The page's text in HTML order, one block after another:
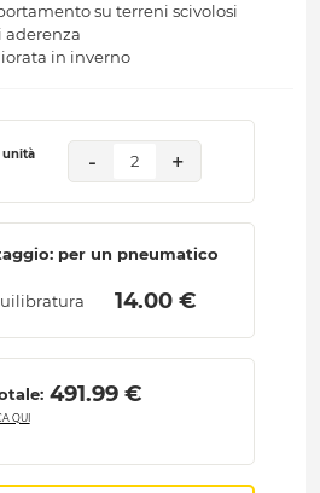
su terreni scivolosi
aderenza
in inverno
unità - 2 +
per un pneumatico
14.00 €
491.99 €
QUI